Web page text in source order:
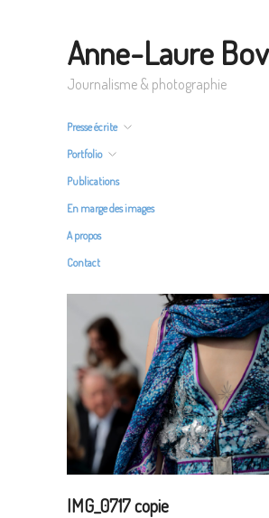
Anne-Laure
Journalisme & photographie
Presse écrite
Portfolio
Publications
En marge des images
A propos
Contact
IMG_0717 copie